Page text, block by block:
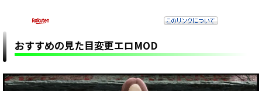
おすすめの見た目変更エロMOD